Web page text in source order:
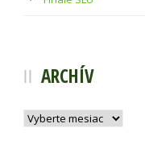
ARCHÍV
Archív